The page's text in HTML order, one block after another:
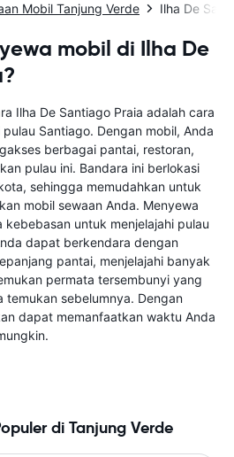
Mobil Tanjung Verde Ilha De
mobil di Ilha De
Ilha De Santiago Praia adalah cara
Santiago. Dengan mobil, Anda
berbagai pantai, restoran,
pulau ini. Bandara ini berlokasi
sehingga memudahkan untuk
mobil sewaan Anda. Menyewa
kebebasan untuk menjelajahi pulau
dapat berkendara dengan
pantai, menjelajahi banyak
permata tersembunyi yang
temukan sebelumnya. Dengan
dapat memanfaatkan waktu Anda
di Tanjung Verde